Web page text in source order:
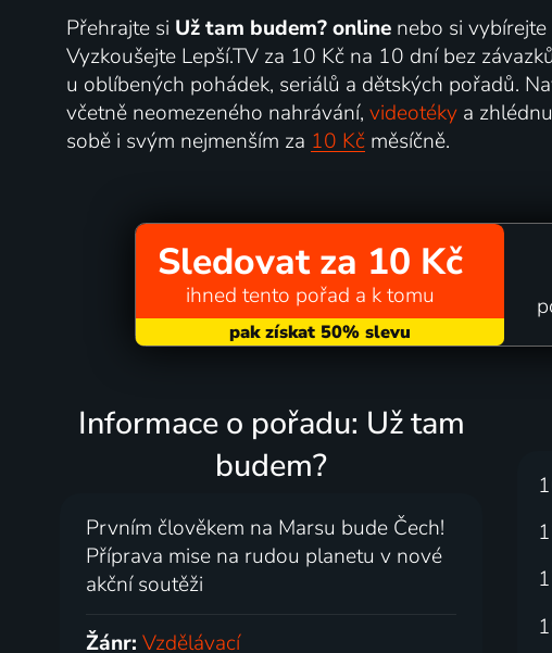
Přehrajte si Už tam budem? onlinenebo si vybírejte
Vyzkoušejte Lepší.TV za 10 Kč na 10 dní bez
u oblíbených pohádek, seriálů a dětských pořadů.
včetně neomezeného nahrávání, videotékya
sobě i svým nejmenším za 10 Kčměsíčně.
Sledovat za 10 Kč
ihned tento pořad a k tomu
Informace o pořadu: Už tam
budem?
Prvním člověkem na Marsu bude Čech!
Příprava mise na rudou planetu v nové
akční soutěži
Žánr:Vzdělávací